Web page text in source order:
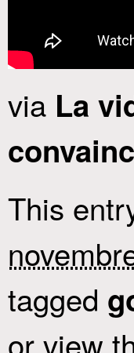
via La
This
tagged
or view